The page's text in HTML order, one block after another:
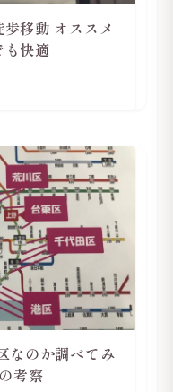
歩移動 オススメ
も快適
なのか調べてみ
考察